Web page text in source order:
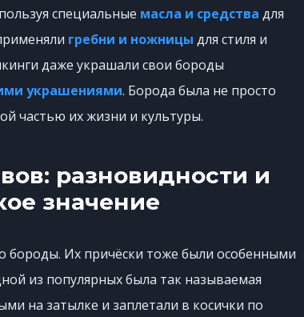
специальные масла и средства для
гребни и ножницы для стиля и
даже украшали свои бороды
украшениями. Борода была не просто
частью их жизни и культуры.
разновидности и
значение
бороды. Их причёски тоже были особенными
из популярных была так называемая
на затылке и заплетали в косички по